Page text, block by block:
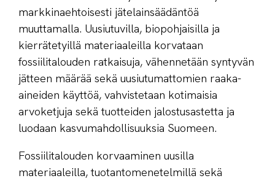
markkinaehtoisesti jätelainsäädäntöä
muuttamalla. Uusiutuvilla, biopohjaisilla ja
kierrätetyillä materiaaleilla korvataan
fossiilitalouden ratkaisuja, vähennetään syntyvän
jätteen määrää sekä uusiutumattomien raaka-
aineiden käyttöä, vahvistetaan kotimaisia
arvoketjuja sekä tuotteiden jalostusastetta ja
luodaan kasvumahdollisuuksia Suomeen.
Fossiilitalouden korvaaminen uusilla
materiaaleilla, tuotantomenetelmillä sekä